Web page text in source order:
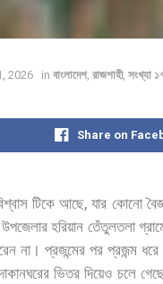
2026 in বাংলাদেশ, রাজশাহী, সংখ্যা
Share on
টিকে আছে,যার কোনো
উপজেলার হরিয়ান তেঁতুলতলা
না। প্রজন্মের পর প্রজন্ম ধরে
ভিতর দিয়েও চলে